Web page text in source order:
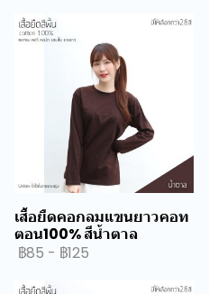
เสื้อยืดคอกลมแขนยาวคอท
ตอน100% สีน้ำตาล
฿85 - ฿125